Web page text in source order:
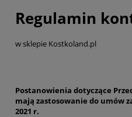
Regulamin
w sklepie Kostkoland.pl
Postanowienia dotyczące
mają zastosowanie do umów
2021 r.